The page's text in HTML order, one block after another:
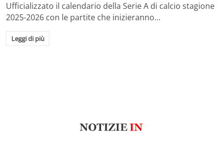
Ufficializzato il calendario della Serie A di calcio stagione
2025-2026 con le partite che inizieranno…
Leggi di più